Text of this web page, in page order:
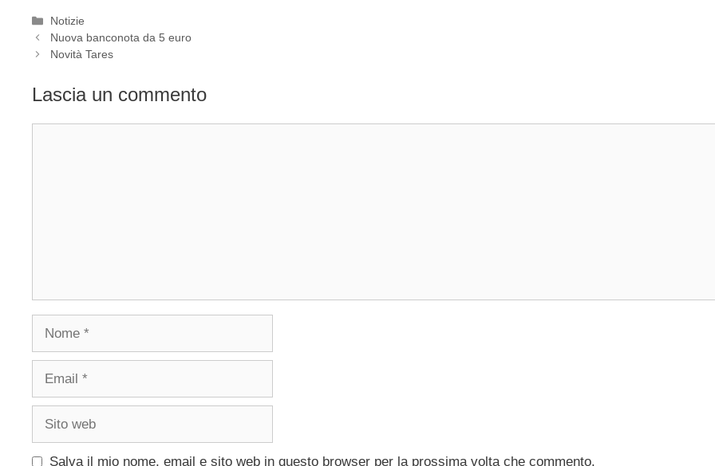
Categorie
Notizie
Nuova banconota da 5 euro
Novità Tares
Lascia un commento
Nome
Email
Sito
Salva il mio nome, email e sito web in questo browser per la prossima volta che commento.